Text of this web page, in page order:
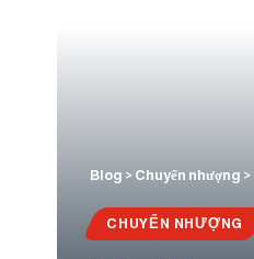
Blog > Chuyển nhượng >
CHUYỂN NHƯỢNG